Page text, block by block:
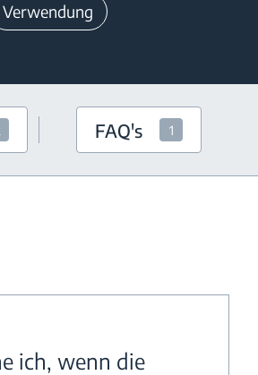
Verwendung
FAQ's 1
ich, wenn die